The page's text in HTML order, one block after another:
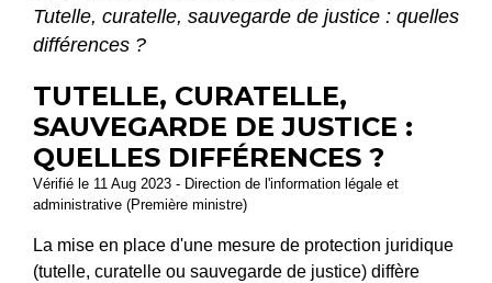
Tutelle, curatelle, sauvegarde de justice : quelles
différences ?
TUTELLE, CURATELLE,
SAUVEGARDE DE JUSTICE :
QUELLES DIFFÉRENCES ?
Vérifié le 11 Aug 2023 - Direction de l'information légale et
administrative (Première ministre)
La mise en place d'une mesure de protection juridique
(tutelle, curatelle ou sauvegarde de justice) diffère